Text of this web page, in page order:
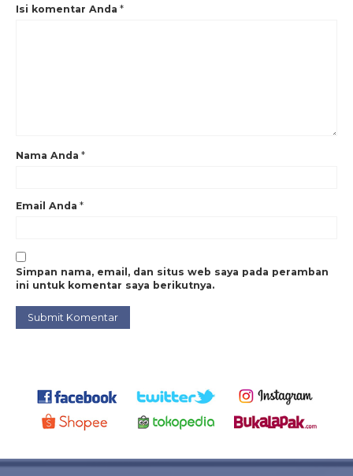
Isi komentar Anda *
Nama Anda *
Email Anda *
Simpan nama, email, dan situs web saya pada peramban
ini untuk komentar saya berikutnya.